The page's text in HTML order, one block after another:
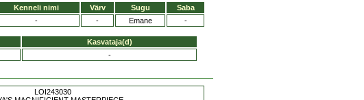
Kenneli nimi Värv Sugu
Saba
- - Emane -
Kasvataja(d)
-
LOI243030